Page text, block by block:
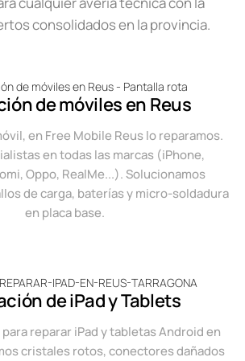
consolidados en la provincia.
de móviles en Reus
en Free Mobile Reus lo reparamos.
en todas las marcas (iPhone,
Oppo, RealMe...). Solucionamos
de carga, baterías y micro-soldadura
en placa base.
de iPad y Tablets
reparar iPad y tabletas Android en
cristales rotos, conectores dañados